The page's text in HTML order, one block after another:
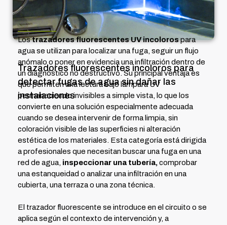
Trazadores fluorescentes incoloros para
detectar fugas de agua sin dañar las
instalaciones
Lostrazadores fluorescentes UV incolorospara
agua se utilizan para localizar una fuga, seguir un flujo
anómalo o poner en evidencia una infiltración dentro de
un diagnóstico no destructivo. Su principal ventaja es
que permiten una lectura bajo lámpara UV
permaneciendo invisibles a simple vista, lo que los
convierte en una solución especialmente adecuada
cuando se desea intervenir de forma limpia, sin
coloración visible de las superficies ni alteración
estética de los materiales. Esta categoría está dirigida
a profesionales que necesitan buscar una fuga en una
red de agua, inspeccionar una tubería,comprobar
una estanqueidad o analizar una infiltración en una
cubierta, una terraza o una zona técnica.
El trazador fluorescente se introduce en el circuito o se
aplica según el contexto de intervención y, a